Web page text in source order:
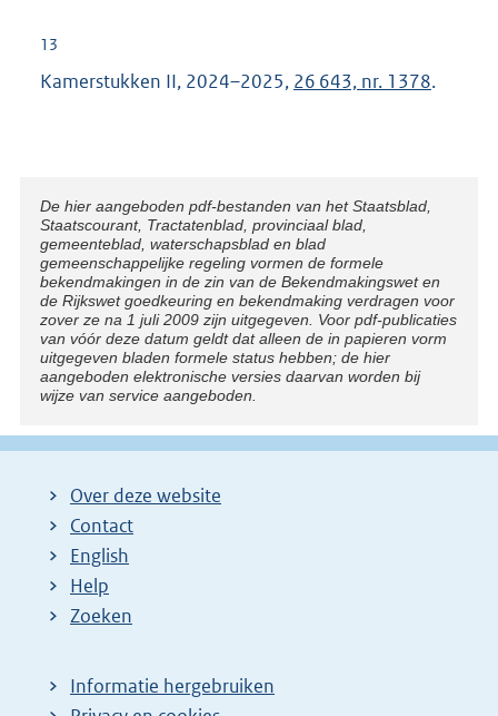
i
n
r
k
:
13
Kamerstukken II, 2024–2025, 26 643, nr. 1378.
Disclaimer
De hier aangeboden pdf-bestanden van het Staatsblad,
Staatscourant, Tractatenblad, provinciaal blad,
gemeenteblad, waterschapsblad en blad
gemeenschappelijke regeling vormen de formele
bekendmakingen in de zin van de Bekendmakingswet en
de Rijkswet goedkeuring en bekendmaking verdragen voor
zover ze na 1 juli 2009 zijn uitgegeven. Voor pdf-publicaties
van vóór deze datum geldt dat alleen de in papieren vorm
uitgegeven bladen formele status hebben; de hier
aangeboden elektronische versies daarvan worden bij
wijze van service aangeboden.
Over deze website
Contact
English
Help
Zoeken
Informatie hergebruiken